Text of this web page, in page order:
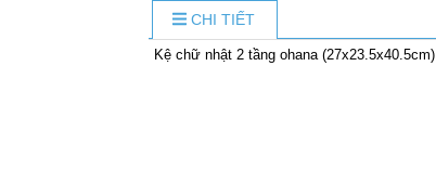
CHI TIẾT
Kệ chữ nhật 2 tầng ohana (27x23.5x40.5cm)